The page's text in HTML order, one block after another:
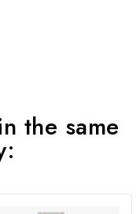
the same